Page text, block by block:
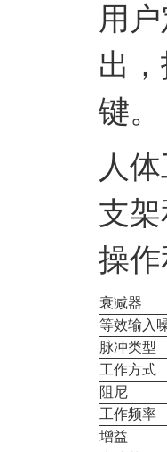
用
出
键。
人
支
操
衰减器
等效输入
脉冲类型
工作方式
阻尼
工作频率
增益